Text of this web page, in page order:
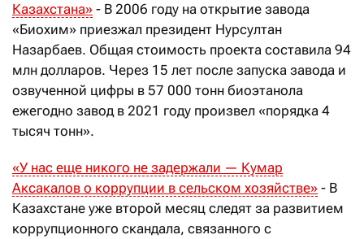
Казахстана» - В 2006 году на открытие завода
«Биохим» приезжал президент Нурсултан
Назарбаев. Общая стоимость проекта составила 94
млн долларов. Через 15 лет после запуска завода и
озвученной цифры в 57 000 тонн биоэтанола
ежегодно завод в 2021 году произвел «порядка 4
тысяч тонн».
«У нас еще никого не задержали — Кумар
Аксакалов о коррупции в сельском хозяйстве» - В
Казахстане уже второй месяц следят за развитием
коррупционного скандала, связанного с